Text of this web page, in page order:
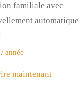
familiale avec
automatique
/ année
maintenant